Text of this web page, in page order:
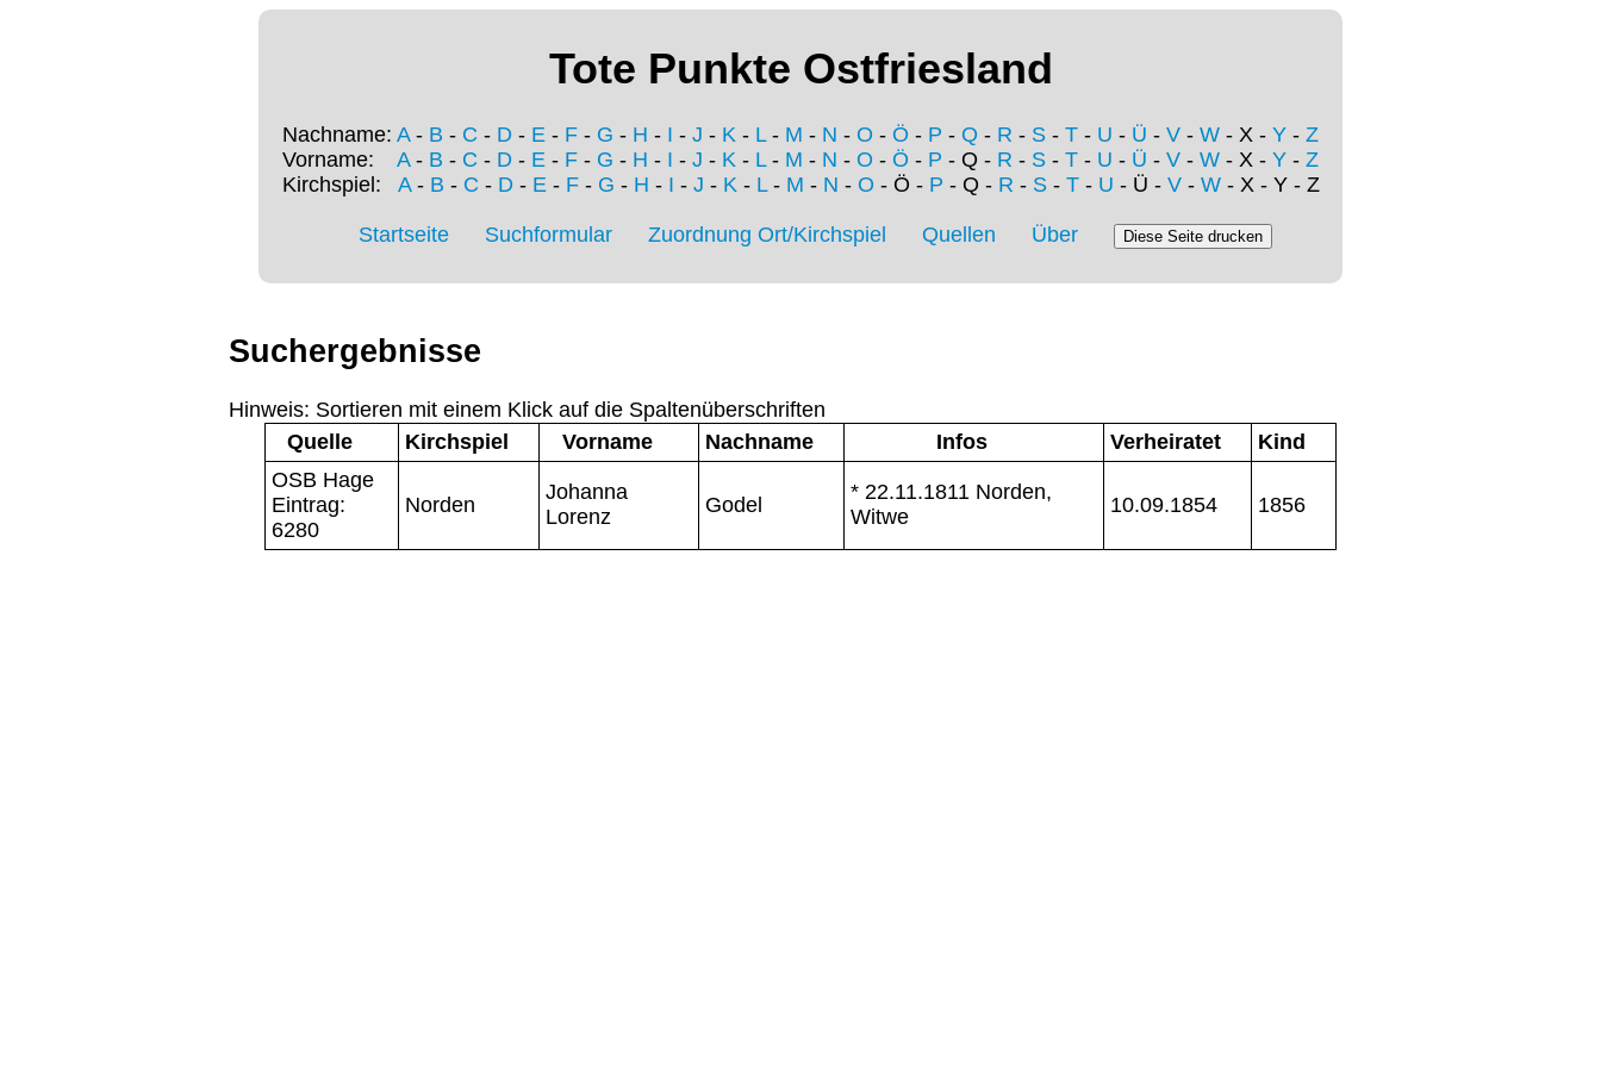
Tote Punkte Ostfriesland
Nachname: A- B - C - D - E - F - G - H - I - J - K - L- M - N - O - Ö - P - Q - R - S - T - U - Ü - V - W - X - Y - Z
Vorname: A- B - C - D - E - F - G - H - I - J - K - L- M - N - O - Ö - P - Q - R - S - T - U - Ü - V - W - X - Y - Z
Kirchspiel: A- B - C - D- E- F- G - H - I - J - K- L- M - N - O - Ö - P - Q - R - S- T- U - Ü - V- W- X - Y - Z
Startseite Suchformular Zuordnung Ort/Kirchspiel Quellen Über
Suchergebnisse
Hinweis: Sortieren mit einem Klick auf die Spaltenüberschriften
Quelle
Kirchspiel Vorname Nachname Infos Verheiratet
Kind
OSB Hage
Eintrag:
6280
Norden
Johanna
Lorenz
Godel
* 22.11.1811 Norden,
Witwe
10.09.1854 1856